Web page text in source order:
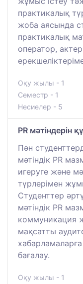
практикалық
жоба аясында
практикалық
оператор,
Оқу жылы - 1
Семестр - 1
Несиелер - 5
PR мәтіндерін
Пән
мәтіндік PR
игеруге және
түрлерімен
Студенттер
мәтіндік PR
коммуникация
мақсатты
бағалау.
Оқу жылы - 1